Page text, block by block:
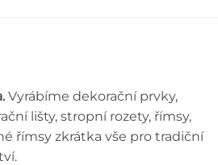
Vyrábíme dekorační prvky,
lišty, stropní rozety, římsy,
římsy zkrátka vše pro tradiční